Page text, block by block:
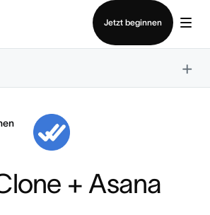
Jetzt beginnen
Vertrieb kontaktieren
×
+ Asana